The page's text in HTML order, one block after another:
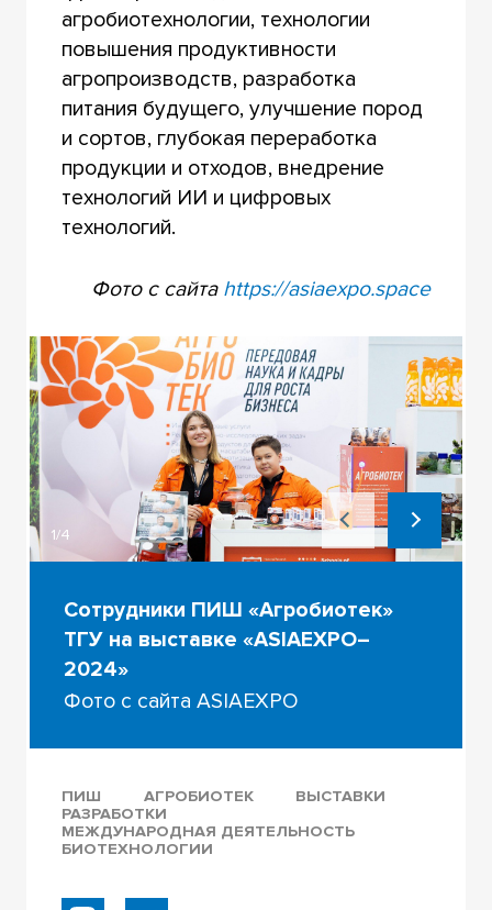
агробиотехнологии, технологии
повышения продуктивности
агропроизводств, разработка
питания будущего, улучшение пород
и сортов, глубокая переработка
продукции и отходов, внедрение
технологий ИИ и цифровых
технологий.
Фото с сайта https://asiaexpo.space
1/4
Сотрудники ПИШ «Агробиотек»
ТГУ на выставке «ASIAEXPO–
2024»
Фото с сайта ASIAEXPO
ПИШ АГРОБИОТЕК
ВЫСТАВКИ
РАЗРАБОТКИ
МЕЖДУНАРОДНАЯ ДЕЯТЕЛЬНОСТЬ
БИОТЕХНОЛОГИИ